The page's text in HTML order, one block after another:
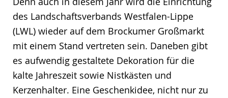
des Landschaftsverbands Westfalen-Lippe
(LWL) wieder auf dem Brockumer Großmarkt
mit einem Stand vertreten sein. Daneben gibt
es aufwendig gestaltete Dekoration für die
kalte Jahreszeit sowie Nistkästen und
Kerzenhalter. Eine Geschenkidee, nicht nur zu